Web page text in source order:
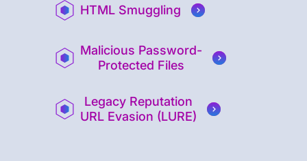
HTML Smuggling
Malicious Password-
Protected Files
Legacy Reputation
URL Evasion (LURE)